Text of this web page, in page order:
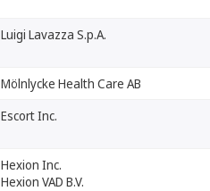
Luigi Lavazza S.p.A.
Mölnlycke Health Care AB
Escort Inc.
Hexion Inc.
Hexion VAD B.V.